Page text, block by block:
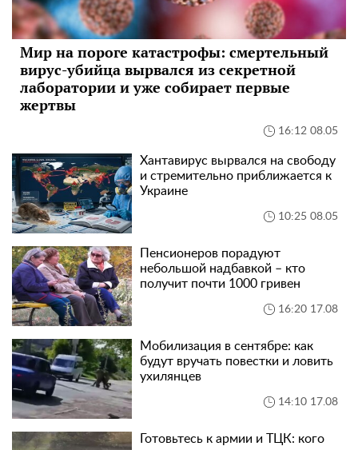
Мир на пороге катастрофы: смертельный
вирус-убийца вырвался из секретной
лаборатории и уже собирает первые
жертвы
16:12 08.05
Хантавирус вырвался на свободу
и стремительно приближается к
Украине
10:25 08.05
Пенсионеров порадуют
небольшой надбавкой – кто
получит почти 1000 гривен
16:20 17.08
Мобилизация в сентябре: как
будут вручать повестки и ловить
ухилянцев
14:10 17.08
Готовьтесь к армии и ТЦК: кого